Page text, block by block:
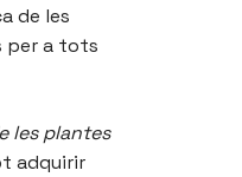
de les
per a tots
les plantes
adquirir